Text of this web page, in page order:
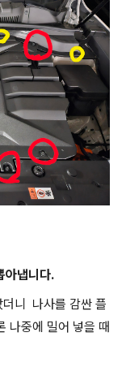
아냅니다.
더니 나사를 감싼 플
나중에 밀어 넣을 때